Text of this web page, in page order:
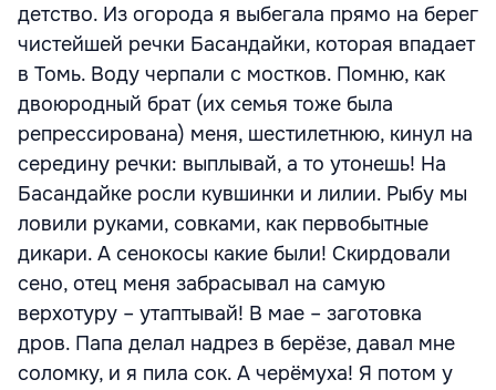
детство. Из огорода я выбегала прямо на берег
чистейшей речки Басандайки, которая впадает
в Томь. Воду черпали с мостков. Помню, как
двоюродный брат (их семья тоже была
репрессирована) меня, шестилетнюю, кинул на
середину речки: выплывай, а то утонешь! На
Басандайке росли кувшинки и лилии. Рыбу мы
ловили руками, совками, как первобытные
дикари. А сенокосы какие были! Скирдовали
сено, отец меня забрасывал на самую
верхотуру – утаптывай! В мае – заготовка
дров. Папа делал надрез в берёзе, давал мне
соломку, и я пила сок. А черёмуха! Я потом у